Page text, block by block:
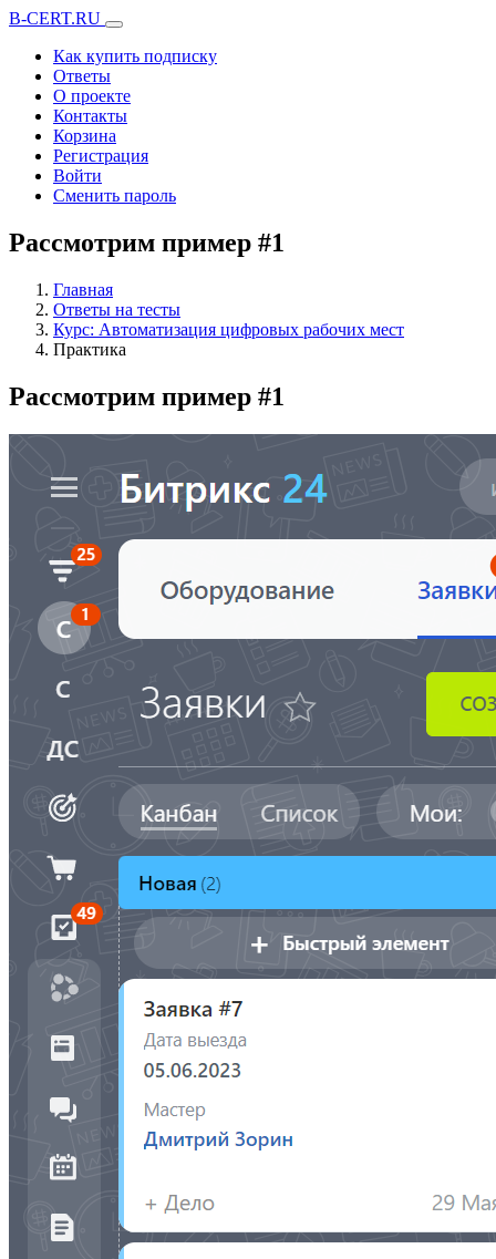
B-CERT.RU
Как купить подписку
Ответы
О проекте
Контакты
Корзина
Регистрация
Войти
Сменить пароль
Рассмотрим пример #1
Главная
Ответы на тесты
Курс: Автоматизация цифровых рабочих мест
Практика
Рассмотрим пример #1